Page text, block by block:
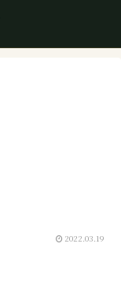
2022.03.19